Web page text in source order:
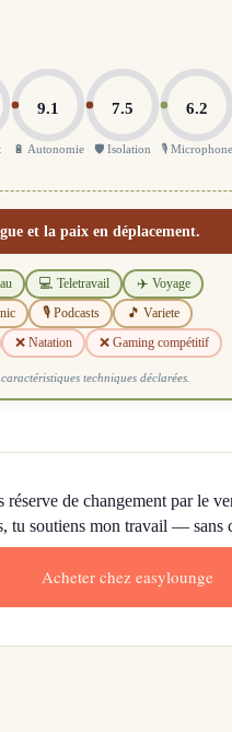
9.1
🔋 Autonomie
7.5
🛡️ Isolation
6.2
🎙️
et la paix en déplacement.
💻 Teletravail ✈️ Voyage
🎙️ Podcasts 🎵 Variete
❌ Natation ❌ Gaming compétitif
techniques déclarées.
de changement par le
tu soutiens mon travail — sans
Acheter chez easylounge